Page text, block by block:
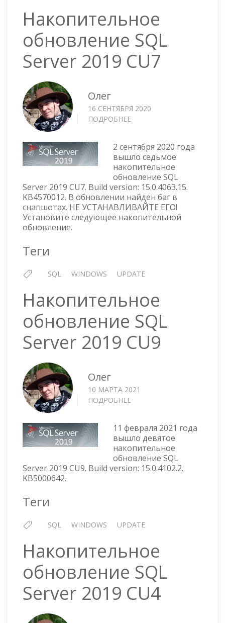
Накопительное
обновление SQL
Server 2019 CU7
Олег
16 СЕНТЯБРЯ 2020
ПОДРОБНЕЕ
SQL
SERVER
2019
CU7
2 сентября 2020 года
вышло седьмое
накопительное
обновление SQL
Server 2019 CU7. Build version: 15.0.4063.15.
KB4570012. В обновлении найден баг в
снапшотах. НЕ УСТАНАВЛИВАЙТЕ ЕГО!
Установите следующее накопительной
обновление.
Теги
SQL WINDOWS UPDATE
Накопительное
обновление SQL
Server 2019 CU9
Олег
10 МАРТА 2021
ПОДРОБНЕЕ
SQL
SERVER
2019
CU9
11 февраля 2021 года
вышло девятое
накопительное
обновление SQL
Server 2019 CU9. Build version: 15.0.4102.2.
KB5000642.
Теги
SQL WINDOWS UPDATE
Накопительное
обновление SQL
Server 2019 CU4